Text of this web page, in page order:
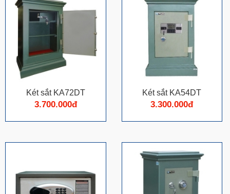
Két sắt KA72DT
3.700.000đ
Két sắt KA54DT
3.300.000đ